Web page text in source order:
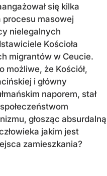
się kilka
procesu masowej
nielegalnych
Kościoła
migrantów w Ceucie.
możliwe, że Kościół,
i główny
naporem, stał
głosząc absurdalną
jakim jest
zamieszkania?